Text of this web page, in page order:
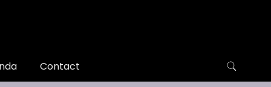
Contact